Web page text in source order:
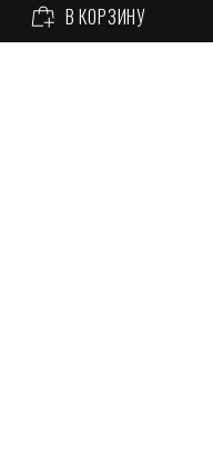
В КОРЗИНУ